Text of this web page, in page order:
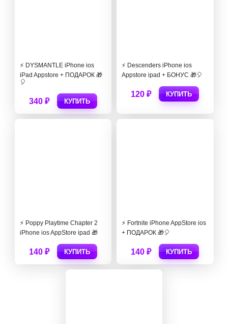
⚡️ DYSMANTLE iPhone ios
iPad Appstore + ПОДАРОК 🎁
🎈
340 ₽ КУПИТЬ
⚡️ Descenders iPhone ios
Appstore ipad + БОНУС 🎁🎈
120 ₽ КУПИТЬ
⚡️ Poppy Playtime Chapter 2
iPhone ios AppStore ipad 🎁
140 ₽ КУПИТЬ
⚡️ Fortnite iPhone AppStore ios
+ ПОДАРОК 🎁🎈
140 ₽ КУПИТЬ